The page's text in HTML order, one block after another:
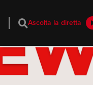
Ascolta la diretta